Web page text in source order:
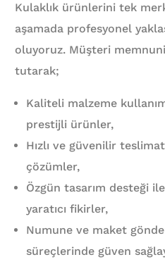
Kulaklık ürünlerini tek
aşamada profesyonel
oluyoruz. Müşteri
tutarak;
Kaliteli malzeme
prestijli ürünler,
Hızlı ve güvenilir
çözümler,
Özgün tasarım desteği ile
yaratıcı fikirler,
Numune ve maket
süreçlerinde güven